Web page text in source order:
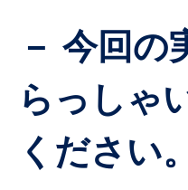
－ 今回
らっしゃ
ください。